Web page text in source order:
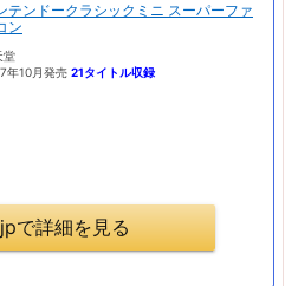
テンドークラシックミニ スーパーファ
ン
堂
年10月発売 21タイトル収録
で詳細を見る